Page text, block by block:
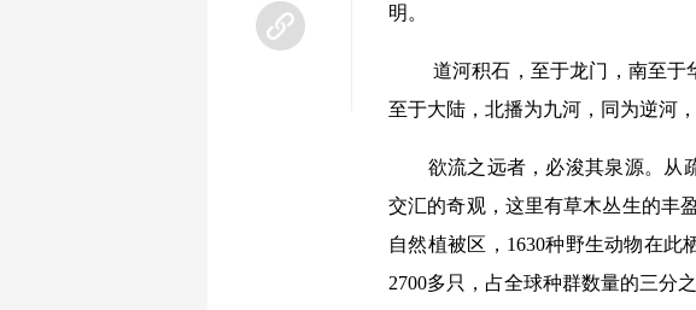
明。
道河积石，至于龙门，南至于
至于大陆，北播为九河，同为逆河
欲流之远者，必浚其泉源。从疏
交汇的奇观，这里有草木丛生的丰
自然植被区，1630种野生动物在
2700多只，占全球种群数量的三分之